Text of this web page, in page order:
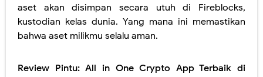
aset akan disimpan secara utuh di Fireblocks,
kustodian kelas dunia. Yang mana ini memastikan
bahwa aset milikmu selalu aman.
Review Pintu: All in One Crypto App Terbaik di